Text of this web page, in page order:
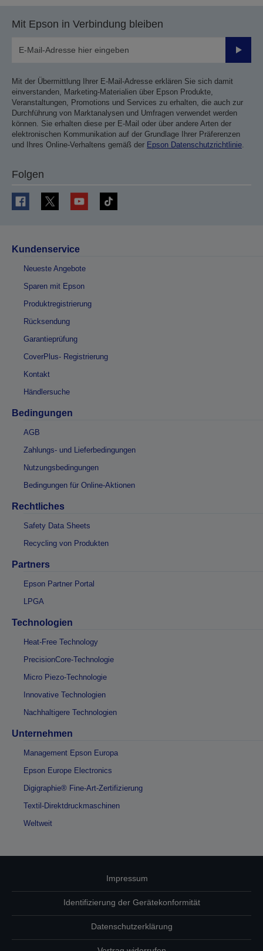
Mit Epson in Verbindung bleiben
Mit der Übermittlung Ihrer E-Mail-Adresse erklären Sie sich damit
einverstanden, Marketing-Materialien über Epson Produkte,
Veranstaltungen, Promotions und Services zu erhalten, die auch zur
Durchführung von Marktanalysen und Umfragen verwendet werden
können. Sie erhalten diese per E-Mail oder über andere Arten der
elektronischen Kommunikation auf der Grundlage Ihrer Präferenzen
und Ihres Online-Verhaltens gemäß der Epson Datenschutzrichtlinie.
Folgen
Kundenservice
Neueste Angebote
Sparen mit Epson
Produktregistrierung
Rücksendung
Garantieprüfung
CoverPlus- Registrierung
Kontakt
Händlersuche
Bedingungen
AGB
Zahlungs- und Lieferbedingungen
Nutzungsbedingungen
Bedingungen für Online-Aktionen
Rechtliches
Safety Data Sheets
Recycling von Produkten
Partners
Epson Partner Portal
LPGA
Technologien
Heat-Free Technology
PrecisionCore-Technologie
Micro Piezo-Technologie
Innovative Technologien
Nachhaltigere Technologien
Unternehmen
Management Epson Europa
Epson Europe Electronics
Digigraphie® Fine-Art-Zertifizierung
Textil-Direktdruckmaschinen
Weltweit
Impressum
Identifizierung der Gerätekonformität
Datenschutzerklärung